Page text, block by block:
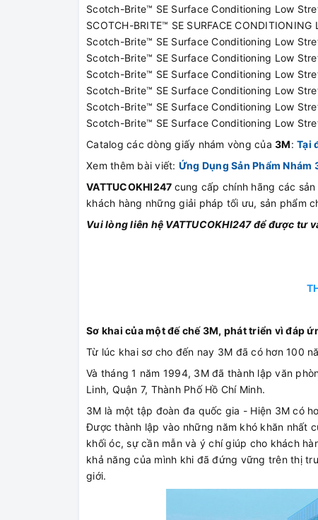
Scotch-Brite™ SE Surface Conditioning Low
SCOTCH-BRITE™ SE SURFACE
Scotch-Brite™ SE Surface Conditioning Low
Scotch-Brite™ SE Surface Conditioning Low
Scotch-Brite™ SE Surface Conditioning Low
Scotch-Brite™ SE Surface Conditioning Low
Scotch-Brite™ SE Surface Conditioning Low
Scotch-Brite™ SE Surface Conditioning Low
Catalog các dòng giấy nhám vòng của 3M: Tại
Xem thêm bài viết: Ứng Dụng Sản Phẩm Nhám
VATTUCOKHI247 cung cấp chính hãng các sản
khách hàng những giải pháp tối ưu, sản phẩm
Vui lòng liên hệ VATTUCOKHI247 để được tư
Sơ khai của một đế chế 3M, phát triển vì đáp
Từ lúc khai sơ cho đến nay 3M đã có hơn 100
Và tháng 1 năm 1994, 3M đã thành lập văn
Linh, Quận 7, Thành Phố Hồ Chí Minh.
3M là một tập đoàn đa quốc gia - Hiện 3M có
Được thành lập vào những năm khó khăn nhất
khối óc, sự cần mẫn và ý chí giúp cho khách
khả năng của mình khi đã đứng vững trên thị
giới.